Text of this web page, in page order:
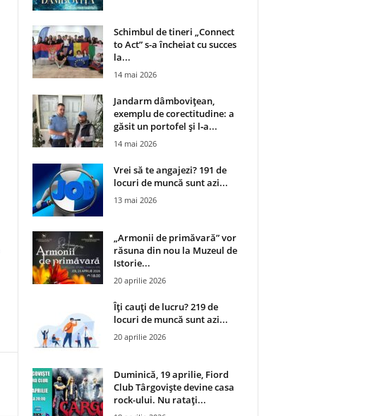
Schimbul de tineri „Connect
to Act” s-a încheiat cu succes
la...
14 mai 2026
Jandarm dâmbovițean,
exemplu de corectitudine: a
găsit un portofel și l‑a...
14 mai 2026
Vrei să te angajezi? 191 de
locuri de muncă sunt azi...
13 mai 2026
„Armonii de primăvară” vor
răsuna din nou la Muzeul de
Istorie...
20 aprilie 2026
Îți cauți de lucru? 219 de
locuri de muncă sunt azi...
20 aprilie 2026
Duminică, 19 aprilie, Fiord
Club Târgoviște devine casa
rock-ului. Nu ratați...